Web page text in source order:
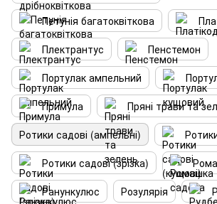
Петунія багатоквіткова
Плектрантус
Пенстемон
Портулак ампельний
Примула
Пряні трави та
Ротики садові (ампельні)
Ротики садові (зрізка)
Ранункулюс
Розулярія